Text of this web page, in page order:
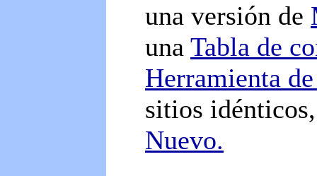
una versión de
una Tabla de
Herramienta
sitios
Nuevo.